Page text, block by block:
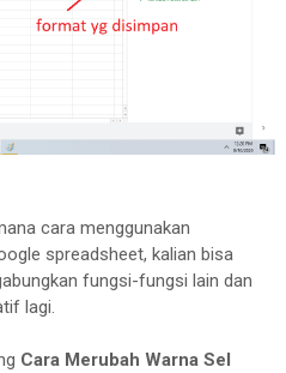
cara menggunakan
spreadsheet, kalian bisa
fungsi-fungsi lain dan
lagi.
Cara Merubah Warna Sel